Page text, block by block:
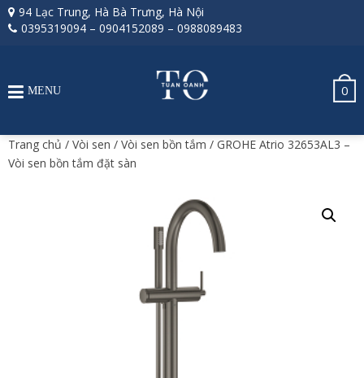
94 Lạc Trung, Hà Bà Trưng, Hà Nội
0395319094 – 0904152089 – 0988089483
0
MENU
Trang chủ / Vòi sen / Vòi sen bồn tắm / GROHE Atrio 32653AL3 –
Vòi sen bồn tắm đặt sàn